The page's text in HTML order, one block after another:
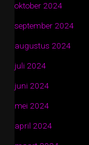
oktober 2024
september 2024
augustus 2024
juli 2024
juni 2024
mei 2024
april 2024